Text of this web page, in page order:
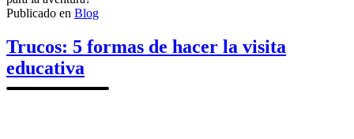
en
Publicado en Blog
Trucos: 5 formas de hacer la visita
educativa